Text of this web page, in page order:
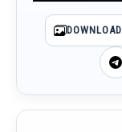
DOWNLOAD